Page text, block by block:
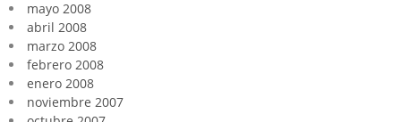
mayo 2008
abril 2008
marzo 2008
febrero 2008
enero 2008
noviembre 2007